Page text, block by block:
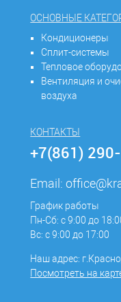
ОСНОВНЫЕ
Кондиционеры
Сплит-системы
Тепловое
Вентиляция и
воздуха
КОНТАКТЫ
+7(861)
Email:
График работы
Пн-Сб: с 9:00 до
Вс: с 9:00 до 17:00
Наш адрес:
Посмотреть на